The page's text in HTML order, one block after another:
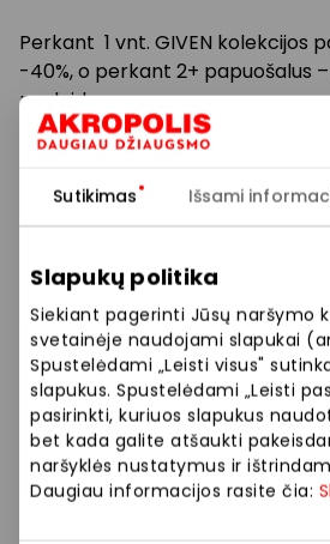
Sutikimas Išsami
Slapukų politika
Siekiant pagerinti Jūsų naršymo
svetainėje naudojami slapukai
Spustelėdami „Leisti visus"
slapukus. Spustelėdami „Leisti
pasirinkti, kuriuos slapukus
bet kada galite atšaukti
naršyklės nustatymus ir
Daugiau informacijos rasite čia:
Perkant 1 vnt. GIVEN kolekcijos
-40%, o perkant 2+ papuošalus
nuolaida.
Atrask prasmingas dovanas sau
GIVEN!
perkantiems virš 19 Eur.
Prekybos ir pramogų centre
veikiančios parduotuvės ir
savarankiškai nustato
dydžius bei kitas aktualias
kuo tiksliau pateikti aktualią
jei kyla neatitikimų tarp mūsų